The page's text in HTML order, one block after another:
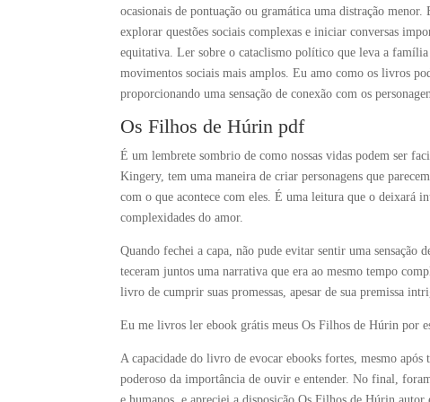
ocasionais de pontuação ou gramática uma distração
explorar questões sociais complexas e iniciar conversas
equitativa. Ler sobre o cataclismo político que leva a
movimentos sociais mais amplos. Eu amo como os livros
proporcionando uma sensação de conexão com os
Os Filhos de Húrin pdf
É um lembrete sombrio de como nossas vidas podem ser
Kingery, tem uma maneira de criar personagens que
com o que acontece com eles. É uma leitura que o deixará
complexidades do amor.
Quando fechei a capa, não pude evitar sentir uma sensação
teceram juntos uma narrativa que era ao mesmo tempo
livro de cumprir suas promessas, apesar de sua premissa
Eu me livros ler ebook grátis meus Os Filhos de Húrin por
A capacidade do livro de evocar ebooks fortes, mesmo
poderoso da importância de ouvir e entender. No final,